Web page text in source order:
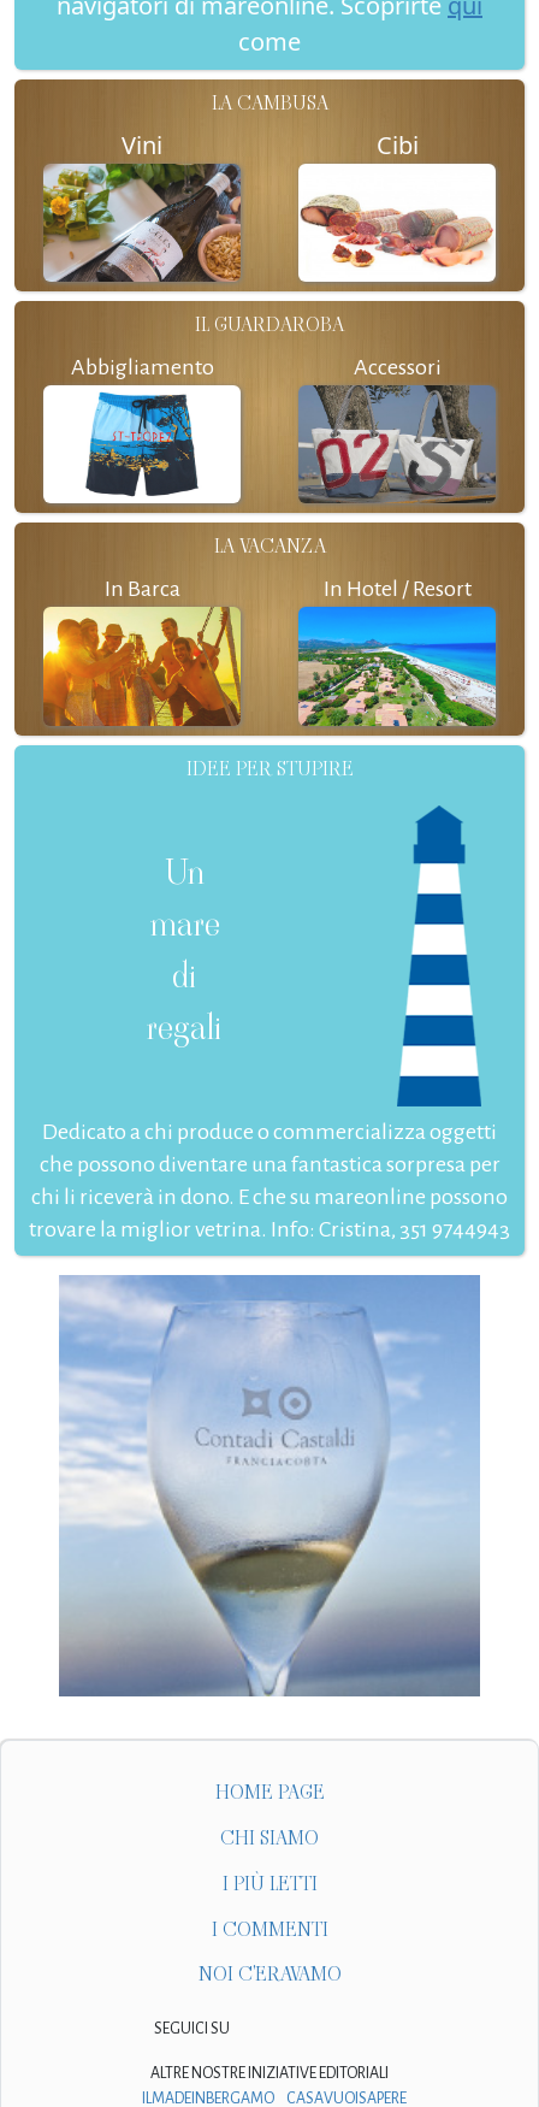
come
LA CAMBUSA
Vini Cibi
IL GUARDAROBA
Abbigliamento Accessori
LA VACANZA
In Barca In Hotel / Resort
IDEE PER STUPIRE
Un
mare
di
regali
Dedicato a chi produce o commercializza oggetti
che possono diventare una fantastica sorpresa per
chi li riceverà in dono. E che su mareonline possono
trovare la miglior vetrina. Info: Cristina, 351 9744943
HOME PAGE
CHI SIAMO
I PIÙ LETTI
I COMMENTI
NOI C'ERAVAMO
SEGUICI SU
ALTRE NOSTRE INIZIATIVE EDITORIALI
ILMADEINBERGAMO
CASAVUOISAPERE